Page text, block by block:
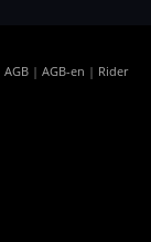
AGB | AGB-en | Rider